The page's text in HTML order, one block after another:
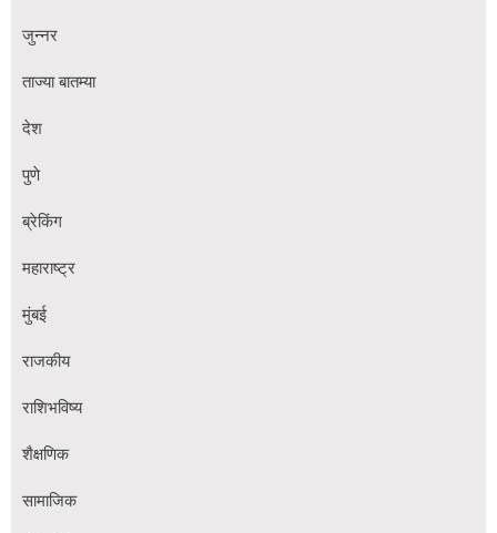
जुन्नर
ताज्या बातम्या
देश
पुणे
ब्रेकिंग
महाराष्ट्र
मुंबई
राजकीय
राशिभविष्य
शैक्षणिक
सामाजिक